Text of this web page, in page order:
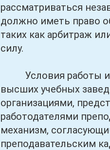
рассматриваться
должно иметь право
таких как арбитраж
силу.
Условия работы и
высших учебных
организациями,
работодателями
механизм,
преподавательским